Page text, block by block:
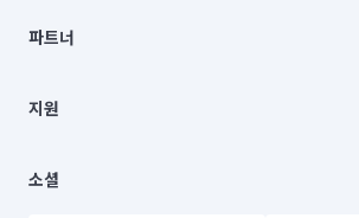
주소 | 본사: 서울특별시 종로구 율곡로 6(중학동,
컨택센터 : 서울특별시 종로구 수송동 율곡로 24, 7
상품, 상품정보, 거래에 관한 의무와 책임은 거래당
언론 보도 관련 문의:
© 유한회사 미소. Miso, Inc. All Rights Reserved.
채용
파트너
이사
지원
이용약관
소셜